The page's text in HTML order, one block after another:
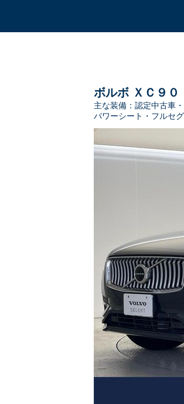
ボルボ ＸＣ９０
主な装備： 認定中古車
パワーシート・フルセ